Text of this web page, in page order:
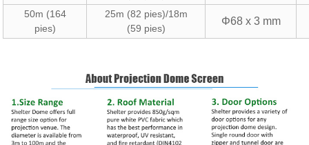
50m (164
pies)
25m (82 pies)/18m
(59 pies)
Φ68 x 3 mm